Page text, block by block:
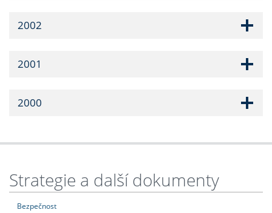
2002
2001
2000
Strategie a další dokumenty
Bezpečnost